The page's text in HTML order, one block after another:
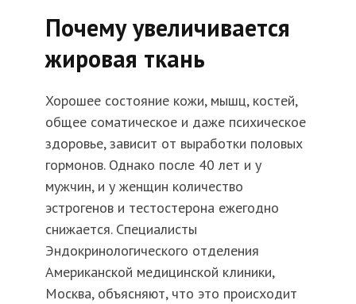
Почему увеличивается
жировая ткань
Хорошее состояние кожи, мышц, костей,
общее соматическое и даже психическое
здоровье, зависит от выработки половых
гормонов. Однако после 40 лет и у
мужчин, и у женщин количество
эстрогенов и тестостерона ежегодно
снижается. Специалисты
Эндокринологического отделения
Американской медицинской клиники,
Москва, объясняют, что это происходит